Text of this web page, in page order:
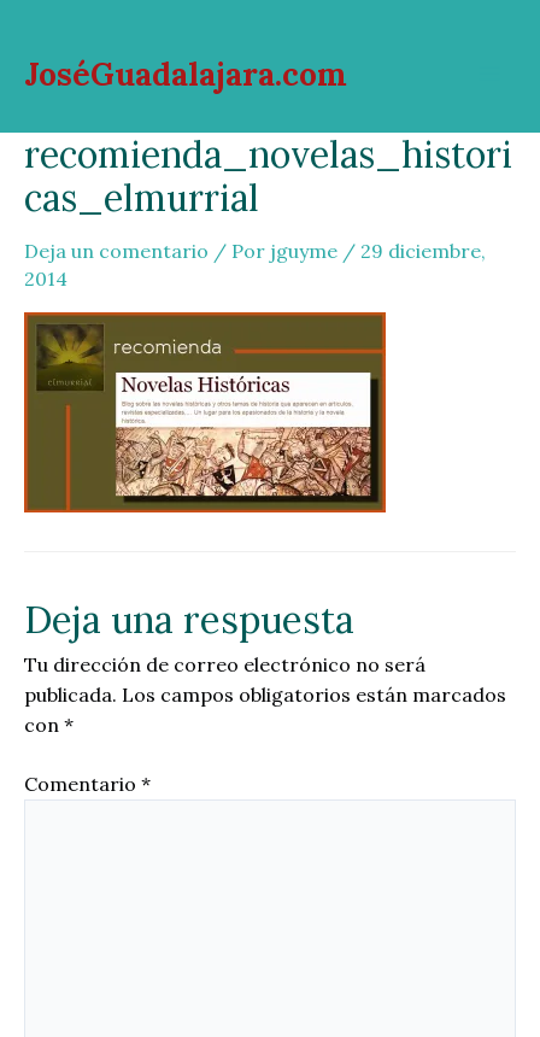
contenido
JoséGuadalajara.com
recomienda_novelas_histori
cas_elmurrial
Deja un comentario / Por jguyme / 29 diciembre,
2014
Deja una respuesta
Tu dirección de correo electrónico no será
publicada. Los campos obligatorios están marcados
con *
Comentario *